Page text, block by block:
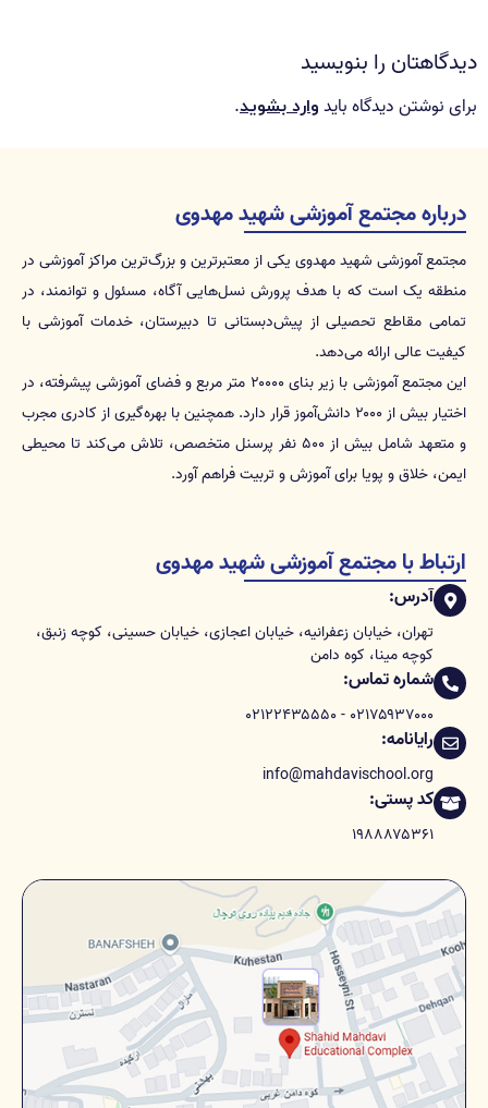
دیدگاهتان را بنویسید
برای نوشتن دیدگاه باید وارد بشوید.
درباره مجتمع آموزشی شهید مهدوی
مجتمع آموزشی شهید مهدوی یکی از معتبرترین و بزرگ‌ترین مراکز آموزشی در
منطقه یک است که با هدف پرورش نسل‌هایی آگاه، مسئول و توانمند، در
تمامی مقاطع تحصیلی از پیش‌دبستانی تا دبیرستان، خدمات آموزشی با
کیفیت عالی ارائه می‌دهد.
این مجتمع آموزشی با زیر بنای ۲۰۰۰۰ متر مربع و فضای آموزشی پیشرفته، در
اختیار بیش از ۲۰۰۰ دانش‌آموز قرار دارد. همچنین با بهره‌گیری از کادری مجرب
و متعهد شامل بیش از ۵۰۰ نفر پرسنل متخصص، تلاش می‌کند تا محیطی
ایمن، خلاق و پویا برای آموزش و تربیت فراهم آورد.
ارتباط با مجتمع آموزشی شهید مهدوی
آدرس:
تهران، خیابان زعفرانیه، خیابان اعجازی، خیابان حسینی، کوچه زنبق،
کوچه مینا، کوه دامن
شماره تماس:
۰۲۱۷۵۹۳۷۰۰۰ - ۰۲۱۲۲۴۳۵۵۵۰
رایانامه:
info@mahdavischool.org
کد پستی:
۱۹۸۸۸۷۵۳۶۱